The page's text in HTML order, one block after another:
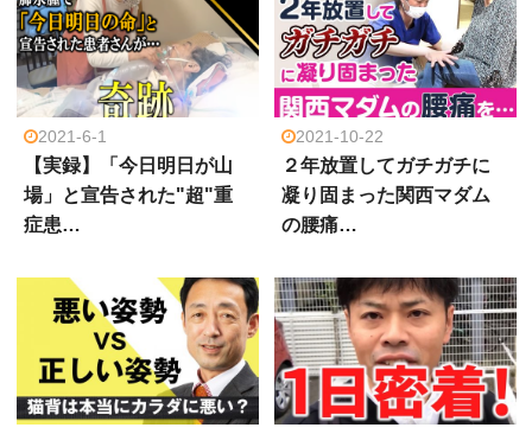
2021-6-1
【実録】「今日明日が山
場」と宣告された"超"重
症患…
2021-10-22
２年放置してガチガチに
凝り固まった関西マダム
の腰痛…